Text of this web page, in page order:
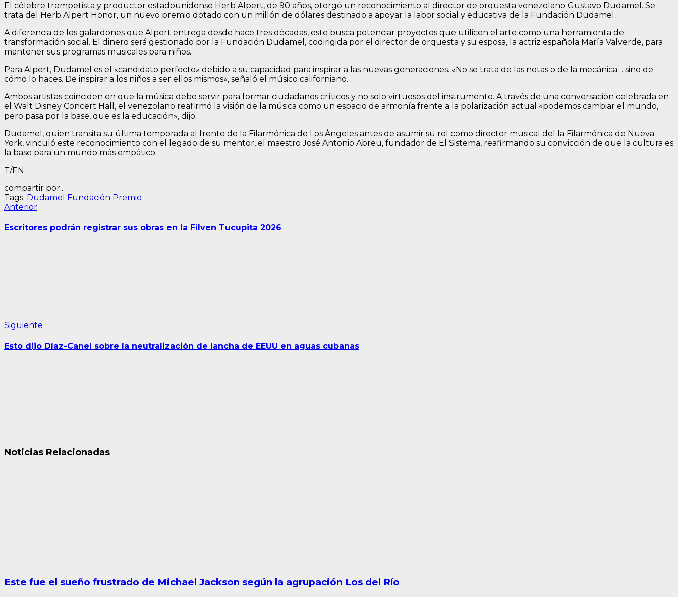
El célebre trompetista y productor estadounidense Herb Alpert, de 90 años, otorgó un reconocimiento al director de orquesta venezolano Gustavo Dudamel. Se
trata del Herb Alpert Honor, un nuevo premio dotado con un millón de dólares destinado a apoyar la labor social y educativa de la Fundación Dudamel.
A diferencia de los galardones que Alpert entrega desde hace tres décadas, este busca potenciar proyectos que utilicen el arte como una herramienta de
transformación social. El dinero será gestionado por la Fundación Dudamel, codirigida por el director de orquesta y su esposa, la actriz española María Valverde, para
mantener sus programas musicales para niños.
Para Alpert, Dudamel es el «candidato perfecto» debido a su capacidad para inspirar a las nuevas generaciones. «No se trata de las notas o de la mecánica… sino de
cómo lo haces. De inspirar a los niños a ser ellos mismos», señaló el músico californiano.
Ambos artistas coinciden en que la música debe servir para formar ciudadanos críticos y no solo virtuosos del instrumento. A través de una conversación celebrada en
el Walt Disney Concert Hall, el venezolano reafirmó la visión de la música como un espacio de armonía frente a la polarización actual «podemos cambiar el mundo,
pero pasa por la base, que es la educación», dijo.
Dudamel, quien transita su última temporada al frente de la Filarmónica de Los Ángeles antes de asumir su rol como director musical del la Filarmónica de Nueva
York, vinculó este reconocimiento con el legado de su mentor, el maestro José Antonio Abreu, fundador de El Sistema, reafirmando su convicción de que la cultura es
la base para un mundo más empático.
T/EN
compartir por...
Tags: Dudamel Fundación Premio
Navegación
de
AnteriorEntrada
Escritores podrán registrar sus obras en la Filven Tucupita 2026
Siguiente
Esto dijo Díaz-Canel sobre la neutralización de lancha de EEUU en aguas cubanas
Noticias Relacionadas
Este fue el sueño frustrado de Michael Jackson según la agrupación Los del Río